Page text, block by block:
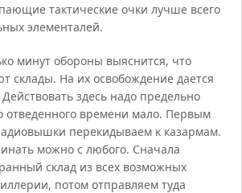
тактические очки лучше всего
элементалей.
минут обороны выяснится, что
склады. На их освобождение дается
здесь надо предельно
отведенного времени мало. Первым
перекидываем к казармам.
можно с любого. Сначала
склад из всех возможных
потом отправляем туда